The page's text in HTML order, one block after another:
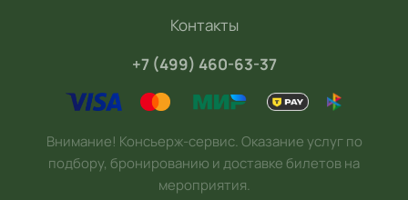
Контакты
+7 (499) 460-63-37
Внимание! Консьерж-сервис. Оказание услуг по
подбору, бронированию и доставке билетов на
мероприятия.